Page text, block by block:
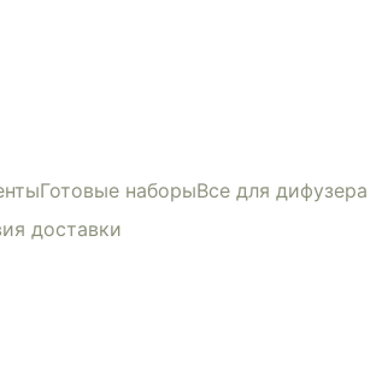
Готовые наборыВсе для дифузера
доставки